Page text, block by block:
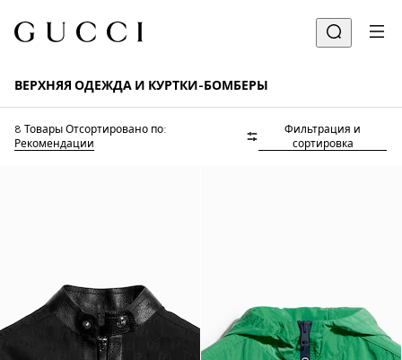
ВЕРХНЯЯ ОДЕЖДА И КУРТКИ-БОМБЕРЫ
8 Товары Отсортировано по:
Рекомендации
Фильтрация и
сортировка